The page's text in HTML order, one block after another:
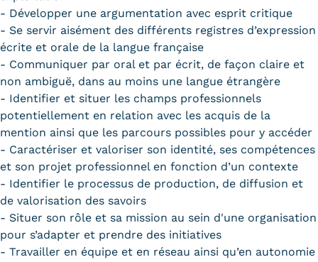
- Développer une argumentation avec esprit critique
- Se servir aisément des différents registres d’expression
écrite et orale de la langue française
- Communiquer par oral et par écrit, de façon claire et
non ambiguë, dans au moins une langue étrangère
- Identifier et situer les champs professionnels
potentiellement en relation avec les acquis de la
mention ainsi que les parcours possibles pour y accéder
- Caractériser et valoriser son identité, ses compétences
et son projet professionnel en fonction d’un contexte
- Identifier le processus de production, de diffusion et
de valorisation des savoirs
- Situer son rôle et sa mission au sein d'une organisation
pour s’adapter et prendre des initiatives
- Travailler en équipe et en réseau ainsi qu’en autonomie